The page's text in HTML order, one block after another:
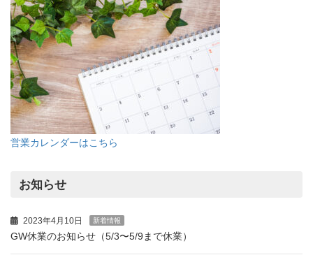
営業カレンダーはこちら
お知らせ
2023年4月10日 新着情報
GW休業のお知らせ（5/3〜5/9まで休業）